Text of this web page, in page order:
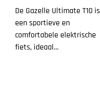
De Gazelle Ultimate T10 is
een sportieve en
comfortabele elektrische
fiets, ideaal…